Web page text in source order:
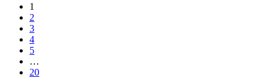
1
2
3
4
5
…
20